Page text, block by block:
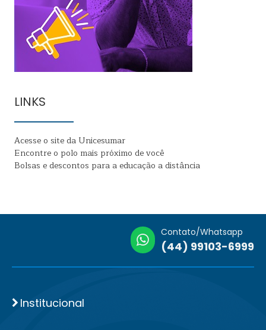
LINKS
Acesse o site da Unicesumar
Encontre o polo mais próximo de você
Bolsas e descontos para a educação a distância
Contato/Whatsapp
(44) 99103-6999
Institucional